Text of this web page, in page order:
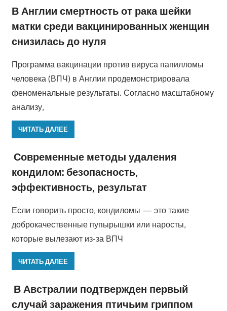
В Англии смертность от рака шейки
матки среди вакцинированных женщин
снизилась до нуля
Программа вакцинации против вируса папилломы
человека (ВПЧ) в Англии продемонстрировала
феноменальные результаты. Согласно масштабному
анализу,
ЧИТАТЬ ДАЛЕЕ
Современные методы удаления
кондилом: безопасность,
эффективность, результат
Если говорить просто, кондиломы — это такие
доброкачественные пупырышки или наросты,
которые вылезают из-за ВПЧ
ЧИТАТЬ ДАЛЕЕ
В Австралии подтвержден первый
случай заражения птичьим гриппом